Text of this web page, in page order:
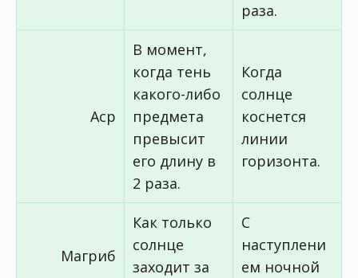
раза.
Аср
В момент,
когда тень
какого-либо
предмета
превысит
его длину в
2 раза.
Когда
солнце
коснется
линии
горизонта.
Магриб
Как только
солнце
заходит за
С
наступлени
ем ночной